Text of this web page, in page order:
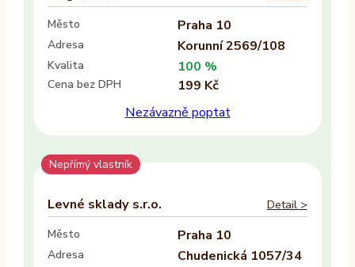
Vlastník nemovitosti
Ano
Ne
ALTAXO SE
COMEFLEX CONSULTING s.r.o.
Další
Město
Praha 10
Adresa Korunní 2569/108
Kvalita 100 %
Cena bez DPH
199 Kč
Nezávazně poptat
Nepřímý vlastník
Levné sklady s.r.o.
Detail >
Město
Praha 10
Adresa Chudenická 1057/34